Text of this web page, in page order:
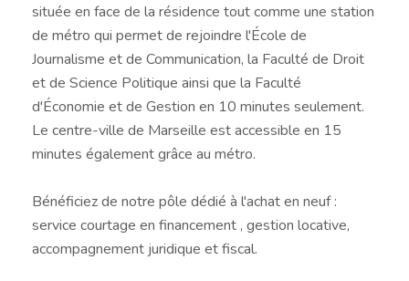
située en face de la résidence tout comme une station
de métro qui permet de rejoindre l'École de
Journalisme et de Communication, la Faculté de Droit
et de Science Politique ainsi que la Faculté
d'Économie et de Gestion en 10 minutes seulement.
Le centre-ville de Marseille est accessible en 15
minutes également grâce au métro.
Bénéficiez de notre pôle dédié à l'achat en neuf :
service courtage en financement , gestion locative,
accompagnement juridique et fiscal.